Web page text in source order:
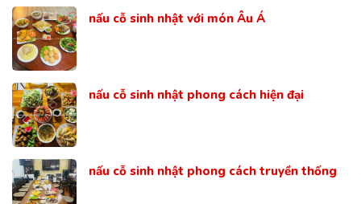
nấu cỗ sinh nhật với món Âu Á
nấu cỗ sinh nhật phong cách hiện đại
nấu cỗ sinh nhật phong cách truyền thống